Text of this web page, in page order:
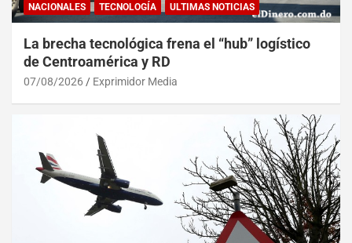
NACIONALES
TECNOLOGÍA ULTIMAS NOTICIAS
La brecha tecnológica frena el “hub” logístico
de Centroamérica y RD
07/08/2026 Exprimidor Media